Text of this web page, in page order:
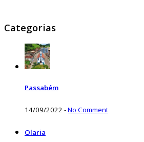
Categorias
Passabém
14/09/2022 -No Comment
Olaria